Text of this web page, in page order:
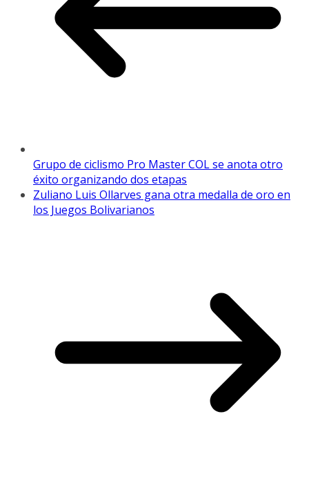
Grupo de ciclismo Pro Master COL se anota otro
éxito organizando dos etapas
Zuliano Luis Ollarves gana otra medalla de oro en
los Juegos Bolivarianos